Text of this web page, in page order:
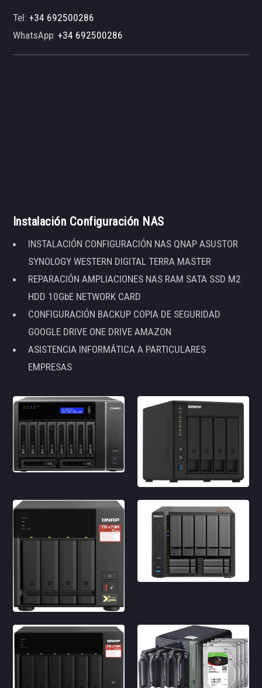
Tel:+34 692500286
WhatsApp:+34 692500286
Instalación Configuración NAS
INSTALACIÓN CONFIGURACIÓN NAS QNAP ASUSTOR
SYNOLOGY WESTERN DIGITAL TERRA MASTER
REPARACIÓN AMPLIACIONES NAS RAM SATA SSD M2
HDD 10GbE NETWORK CARD
CONFIGURACIÓN BACKUP COPIA DE SEGURIDAD
GOOGLE DRIVE ONE DRIVE AMAZON
ASISTENCIA INFORMÁTICA A PARTICULARES
EMPRESAS